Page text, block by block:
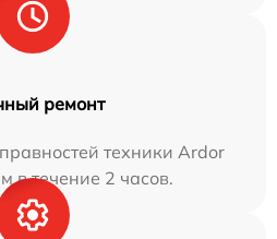
ремонт
техники Ardor
в течение 2 часов.